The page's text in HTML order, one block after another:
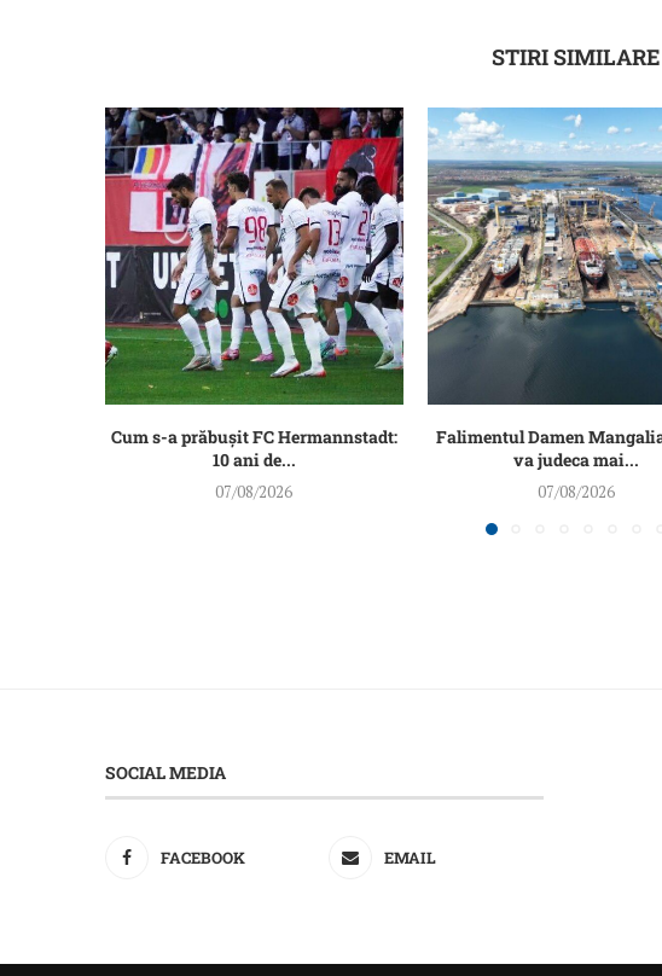
STIRI SIMILARE
Cum s-a prăbușit FC Hermannstadt:
10 ani de...
07/08/2026
Falimentul Damen
va judeca mai...
07/08/2026
SOCIAL MEDIA
FACEBOOK EMAIL